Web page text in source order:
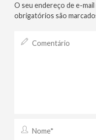
O seu endereço de e-mail
obrigatórios são